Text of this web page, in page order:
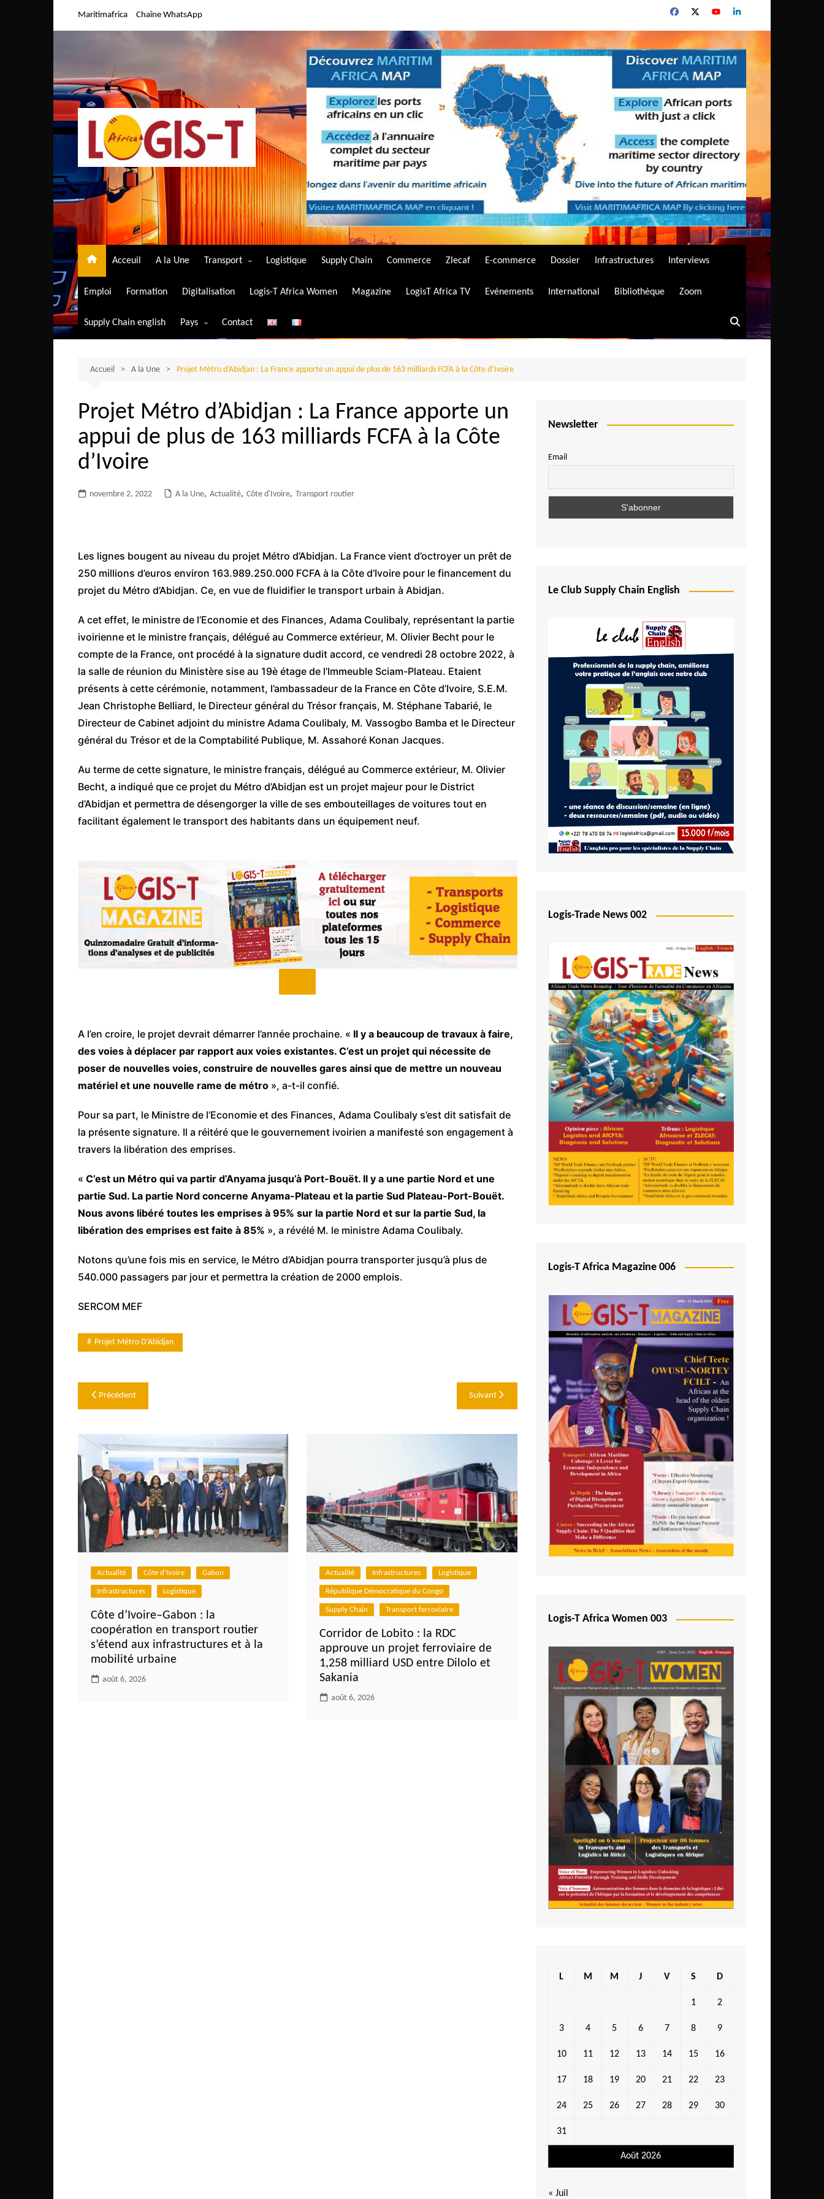
Maritimafrica Chaîne WhatsApp
Acceuil A la Une Transport
Transport aérien
Transport ferroviaire
Transport routier
Logistique Supply Chain Commerce Zlecaf E-commerce Dossier Infrastructures Interviews
Emploi Formation Digitalisation Logis-T Africa Women Magazine LogisT Africa TV Evénements International Bibliothèque Zoom
Supply Chain english Pays
Algérie
Bénin
Burkina-Faso
Cameroun
Côte d’Ivoire
Djibouti
Ethiopie
Gabon
Gambie
Guinée
Guinée Bissau
Ile Maurice
Kenya
Lesotho Fr
Liberia
Mali
Mauritanie
Mozambique
Nigeria
Tchad
Togo
Congo
São Tomé et Príncipe
Seychelles
Sierra Leone
Soudan
Zimbabwe
Contact
Accueil A la Une Projet Métro d’Abidjan : La France apporte un appui de plus de 163 milliards FCFA à la Côte d’Ivoire
Projet Métro d’Abidjan : La France apporte un
appui de plus de 163 milliards FCFA à la Côte
d’Ivoire
novembre 2, 2022 A la Une, Actualité, Côte d'Ivoire, Transport routier
Les lignes bougent au niveau du projet Métro d’Abidjan. La France vient d’octroyer un prêt de
250 millions d’euros environ 163.989.250.000 FCFA à la Côte d’Ivoire pour le financement du
projet du Métro d’Abidjan. Ce, en vue de fluidifier le transport urbain à Abidjan.
A cet effet, le ministre de l’Economie et des Finances, Adama Coulibaly, représentant la partie
ivoirienne et le ministre français, délégué au Commerce extérieur, M. Olivier Becht pour le
compte de la France, ont procédé à la signature dudit accord, ce vendredi 28 octobre 2022, à
la salle de réunion du Ministère sise au 19è étage de l’Immeuble Sciam-Plateau. Etaient
présents à cette cérémonie, notamment, l’ambassadeur de la France en Côte d’Ivoire, S.E.M.
Jean Christophe Belliard, le Directeur général du Trésor français, M. Stéphane Tabarié, le
Directeur de Cabinet adjoint du ministre Adama Coulibaly, M. Vassogbo Bamba et le Directeur
général du Trésor et de la Comptabilité Publique, M. Assahoré Konan Jacques.
Au terme de cette signature, le ministre français, délégué au Commerce extérieur, M. Olivier
Becht, a indiqué que ce projet du Métro d’Abidjan est un projet majeur pour le District
d’Abidjan et permettra de désengorger la ville de ses embouteillages de voitures tout en
facilitant également le transport des habitants dans un équipement neuf.
A l’en croire, le projet devrait démarrer l’année prochaine. « Il y a beaucoup de travaux à faire,
des voies à déplacer par rapport aux voies existantes. C’est un projet qui nécessite de
poser de nouvelles voies, construire de nouvelles gares ainsi que de mettre un nouveau
matériel et une nouvelle rame de métro », a-t-il confié.
Pour sa part, le Ministre de l’Economie et des Finances, Adama Coulibaly s’est dit satisfait de
la présente signature. Il a réitéré que le gouvernement ivoirien a manifesté son engagement à
travers la libération des emprises.
« C’est un Métro qui va partir d’Anyama jusqu’à Port-Bouët. Il y a une partie Nord et une
partie Sud. La partie Nord concerne Anyama-Plateau et la partie Sud Plateau-Port-Bouët.
Nous avons libéré toutes les emprises à 95% sur la partie Nord et sur la partie Sud, la
libération des emprises est faite à 85% », a révélé M. le ministre Adama Coulibaly.
Notons qu’une fois mis en service, le Métro d’Abidjan pourra transporter jusqu’à plus de
540.000 passagers par jour et permettra la création de 2000 emplois.
SERCOM MEF
Projet Métro D’Abidjan
Navigation
l’article
Précédent Suivant
Actualité Côte d'Ivoire Gabon
Infrastructures Logistique
Côte d’Ivoire–Gabon : la
coopération en transport routier
s’étend aux infrastructures et à la
mobilité urbaine
août 6, 2026
Actualité Infrastructures Logistique
République Démocratique du Congo
Supply Chain Transport ferroviaire
Corridor de Lobito : la RDC
approuve un projet ferroviaire de
1,258 milliard USD entre Dilolo et
Sakania
août 6, 2026
Newsletter
Email
Le Club Supply Chain English
Logis-Trade News 002
Logis-T Africa Magazine 006
Logis-T Africa Women 003
Août 2026
L M M J V S D
1 2
3 4 5 6 7 8 9
10 11 12 13 14 15 16
17 18 19 20 21 22 23
24 25 26 27 28 29 30
31
« Juil